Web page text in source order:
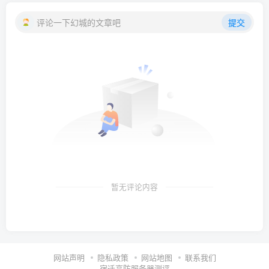
评论一下幻城的文章吧 提交
暂无评论内容
网站声明 隐私政策 网站地图
联系我们